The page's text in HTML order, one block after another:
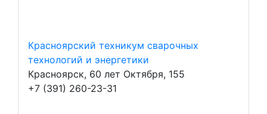
Красноярский техникум сварочных
технологий и энергетики
Красноярск, 60 лет Октября, 155
+7 (391) 260-23-31